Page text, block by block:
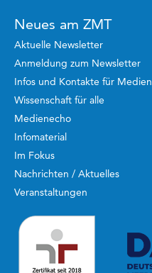
Neues am ZMT
Aktuelle Newsletter
Anmeldung zum Newsletter
Infos und Kontakte für Medien
Wissenschaft für alle
Medienecho
Infomaterial
Im Fokus
Nachrichten / Aktuelles
Veranstaltungen